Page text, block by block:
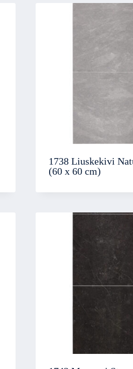
1738 Liuskekivi
(60 x 60 cm)